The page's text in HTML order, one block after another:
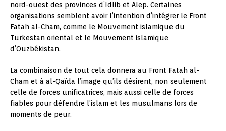
nord-ouest des provinces d’Idlib et Alep. Certaines
organisations semblent avoir l’intention d’intégrer le Front
Fatah al-Cham, comme le Mouvement islamique du
Turkestan oriental et le Mouvement islamique
d’Ouzbékistan.
La combinaison de tout cela donnera au Front Fatah al-
Cham et à al-Qaïda l’image qu’ils désirent, non seulement
celle de forces unificatrices, mais aussi celle de forces
fiables pour défendre l’islam et les musulmans lors de
moments de peur.